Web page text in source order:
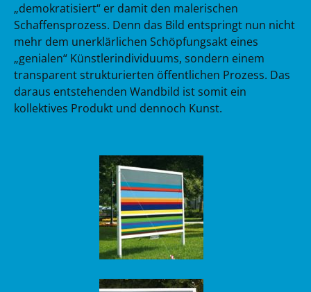
„demokratisiert“ er damit den malerischen
Schaffensprozess. Denn das Bild entspringt nun nicht
mehr dem unerklärlichen Schöpfungsakt eines
„genialen“ Künstlerindividuums, sondern einem
transparent strukturierten öffentlichen Prozess. Das
daraus entstehenden Wandbild ist somit ein
kollektives Produkt und dennoch Kunst.